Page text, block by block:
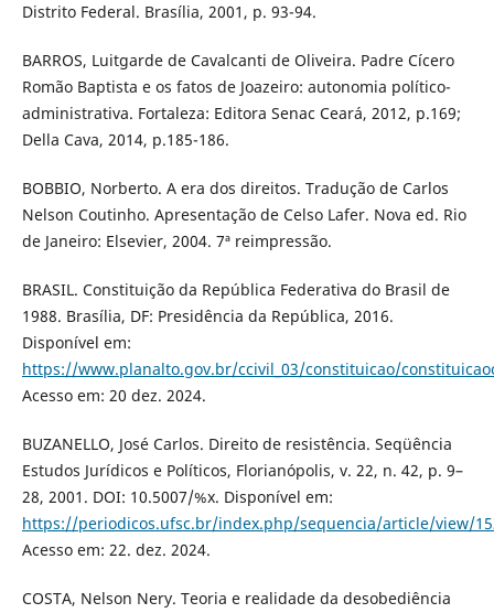
Distrito Federal. Brasília, 2001, p. 93-94.
BARROS, Luitgarde de Cavalcanti de Oliveira. Padre Cícero
Romão Baptista e os fatos de Joazeiro: autonomia político-
administrativa. Fortaleza: Editora Senac Ceará, 2012, p.169;
Della Cava, 2014, p.185-186.
BOBBIO, Norberto. A era dos direitos. Tradução de Carlos
Nelson Coutinho. Apresentação de Celso Lafer. Nova ed. Rio
de Janeiro: Elsevier, 2004. 7ª reimpressão.
BRASIL. Constituição da República Federativa do Brasil de
1988. Brasília, DF: Presidência da República, 2016.
Disponível em:
https://www.planalto.gov.br/ccivil_03/constituicao/
Acesso em: 20 dez. 2024.
BUZANELLO, José Carlos. Direito de resistência. Seqüência
Estudos Jurídicos e Políticos, Florianópolis, v. 22, n. 42, p. 9–
28, 2001. DOI: 10.5007/%x. Disponível em:
https://periodicos.ufsc.br/index.php/sequencia/article/view/
Acesso em: 22. dez. 2024.
COSTA, Nelson Nery. Teoria e realidade da desobediência